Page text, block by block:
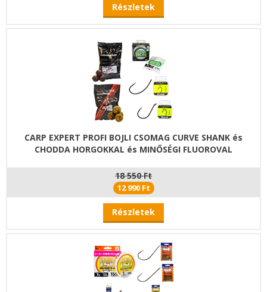
Részletek
CARP EXPERT PROFI BOJLI CSOMAG CURVE SHANK és
CHODDA HORGOKKAL és MINŐSÉGI FLUOROVAL
18 550 Ft
12 990 Ft
Részletek